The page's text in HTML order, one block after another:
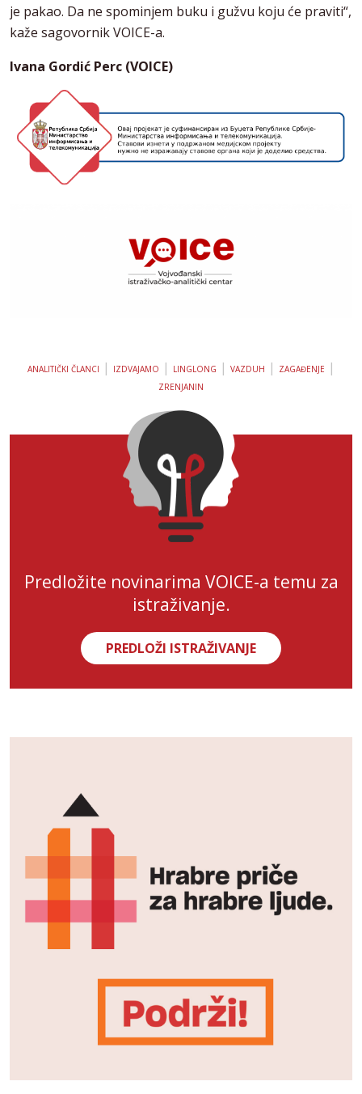
je pakao. Da ne spominjem buku i gužvu koju će praviti“,
kaže sagovornik VOICE-a.
Ivana Gordić Perc (VOICE)
ANALITIČKI ČLANCI | IZDVAJAMO | LINGLONG | VAZDUH | ZAGAĐENJE |
ZRENJANIN
Predložite novinarima VOICE-a temu za
istraživanje.
PREDLOŽI ISTRAŽIVANJE